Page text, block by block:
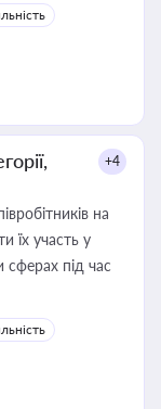
+4
на
їх участь у
сферах під час